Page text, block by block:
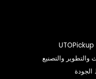
والتطوير والتصنيع